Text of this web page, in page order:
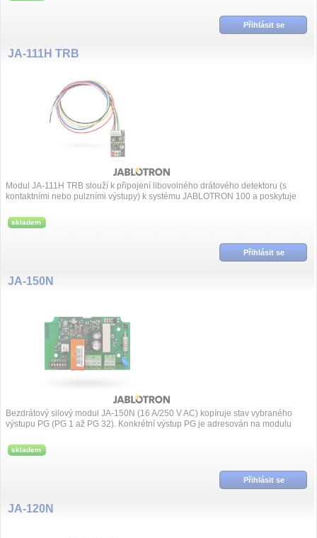
Přihlásit se
JA-111H TRB
Modul JA-111H TRB slouží k připojení libovolného drátového detektoru (s
kontaktními nebo pulzními výstupy) k systému JABLOTRON 100 a poskytuje
skladem
Přihlásit se
JA-150N
Bezdrátový silový modul JA-150N (16 A/250 V AC) kopíruje stav vybraného
výstupu PG (PG 1 až PG 32). Konkrétní výstup PG je adresován na modulu
skladem
Přihlásit se
JA-120N